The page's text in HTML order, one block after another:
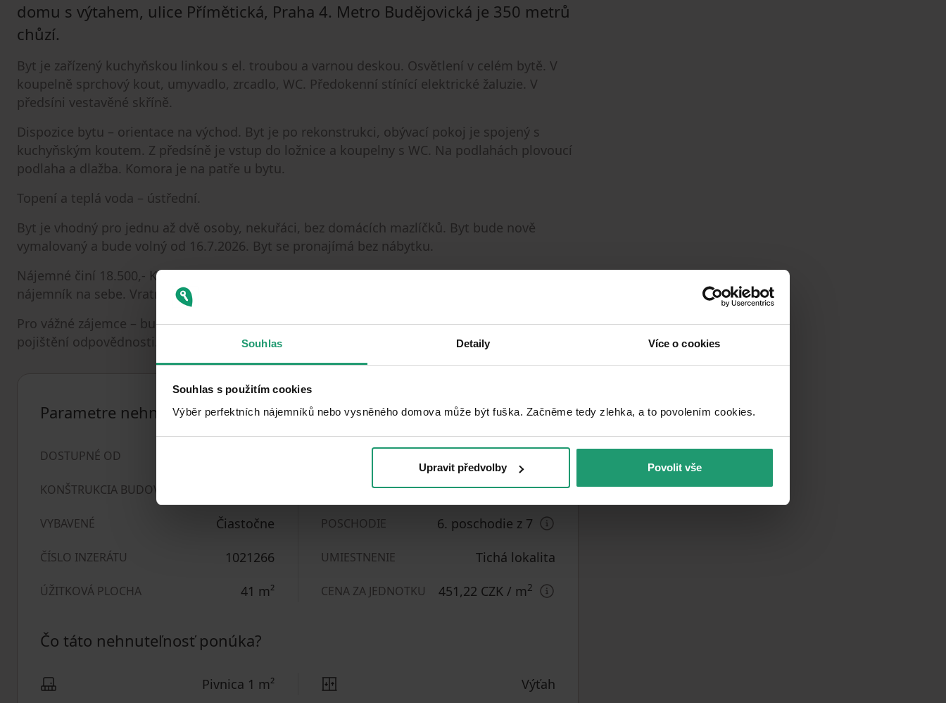
Souhlas Detaily Více o cookies
Souhlas s použitím cookies
Výběr perfektních nájemníků nebo vysněného domova může být fuška. Začněme tedy zlehka, a to povolením cookies.​
Upravit předvolby Povolit vše
domu s výtahem, ulice Přímětická, Praha 4. Metro Budějovická je 350 metrů
chůzí.
Byt je zařízený kuchyňskou linkou s el. troubou a varnou deskou. Osvětlení v celém bytě. V
koupelně sprchový kout, umyvadlo, zrcadlo, WC. Předokenní stínící elektrické žaluzie. V
předsíni vestavěné skříně.
Dispozice bytu – orientace na východ. Byt je po rekonstrukci, obývací pokoj je spojený s
kuchyňským koutem. Z předsíně je vstup do ložnice a koupelny s WC. Na podlahách plovoucí
podlaha a dlažba. Komora je na patře u bytu.
Topení a teplá voda – ústřední.
Byt je vhodný pro jednu až dvě osoby, nekuřáci, bez domácích mazlíčků. Byt bude nově
vymalovaný a bude volný od 16.7.2026. Byt se pronajímá bez nábytku.
Nájemné činí 18.500,- Kč, poplatky za služby 2.800,- Kč pro jednu osobu. Elektřinu si převádí
nájemník na sebe. Vratná kauce činí 37.000,- Kč.
Pro vážné zájemce – budeme požadovat na stránkách Bezrealitky.cz ověření bezdlužnosti a
pojištění odpovědnosti.
Parametre nehnuteľnosti
DOSTUPNÉ OD
KONŠTRUKCIA BUDOVY
VYBAVENÉ Čiastočne
ČÍSLO INZERÁTU 1021266
ÚŽITKOVÁ PLOCHA 41 m²
DISPOZÍCIA 2+kk
POSCHODIE 6. poschodie z 7
UMIESTNENIE Tichá lokalita
CENA ZA JEDNOTKU 451,22 CZK/ m2
Čo táto nehnuteľnosť ponúka?
Pivnica 1 m² Výťah